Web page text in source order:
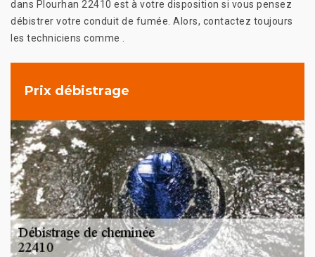
dans Plourhan 22410 est à votre disposition si vous pensez
débistrer votre conduit de fumée. Alors, contactez toujours
les techniciens comme .
Prix débistrage